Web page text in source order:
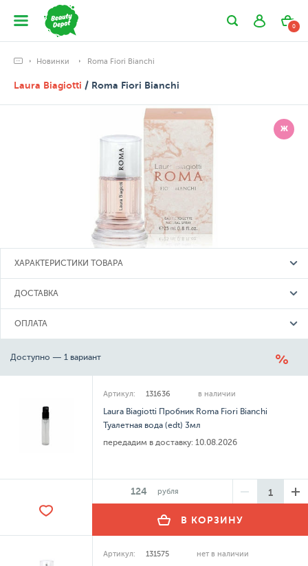
0
Новинки Roma Fiori Bianchi
Laura Biagiotti / Roma Fiori Bianchi
Ж
ХАРАКТЕРИСТИКИ ТОВАРА
ДОСТАВКА
ОПЛАТА
Доступно — 1 вариант
Артикул: 131636 в наличии
Laura Biagiotti Пробник Roma Fiori Bianchi
Туалетная вода (edt) 3мл
передадим в доставку: 10.08.2026
124 рубля
В КОРЗИНУ
Артикул: 131575 нет в наличии